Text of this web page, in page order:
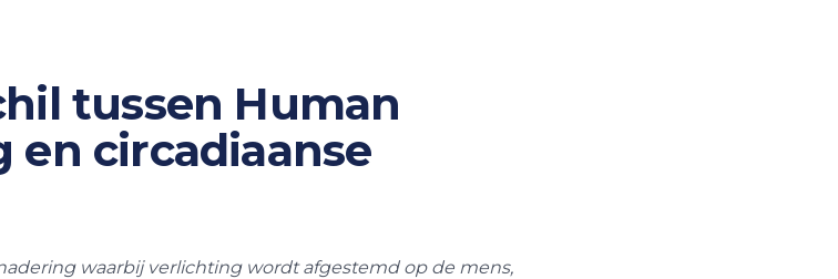
tussen Human
circadiaanse
waarbij verlichting wordt afgestemd op de mens,